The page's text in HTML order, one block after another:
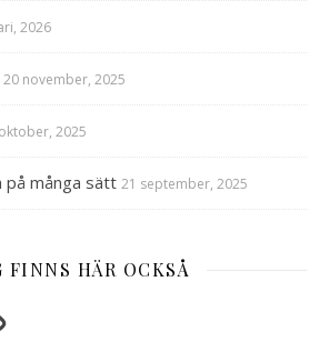
2026
20 november, 2025
2025
på många sätt 21 september, 2025
FINNS HÄR OCKSÅ